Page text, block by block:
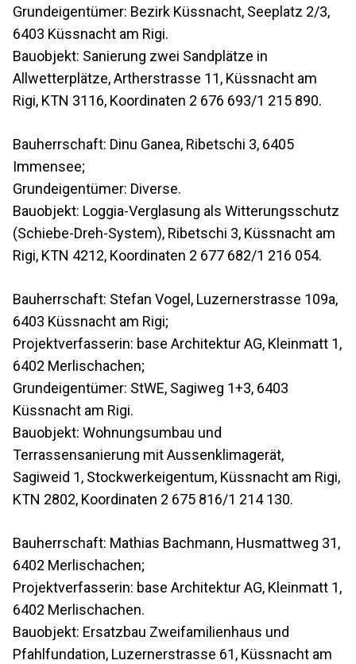
Grundeigentümer: Bezirk Küssnacht, Seeplatz 2/3,
6403 Küssnacht am Rigi.
Bauobjekt: Sanierung zwei Sandplätze in
Allwetterplätze, Artherstrasse 11, Küssnacht am
Rigi, KTN 3116, Koordinaten 2 676 693/1 215 890.
Bauherrschaft: Dinu Ganea, Ribetschi 3, 6405
Immensee;
Grundeigentümer: Diverse.
Bauobjekt: Loggia-Verglasung als Witterungsschutz
(Schiebe-Dreh-System), Ribetschi 3, Küssnacht am
Rigi, KTN 4212, Koordinaten 2 677 682/1 216 054.
Bauherrschaft: Stefan Vogel, Luzernerstrasse 109a,
6403 Küssnacht am Rigi;
Projektverfasserin: base Architektur AG, Kleinmatt 1,
6402 Merlischachen;
Grundeigentümer: StWE, Sagiweg 1+3, 6403
Küssnacht am Rigi.
Bauobjekt: Wohnungsumbau und
Terrassensanierung mit Aussenklimagerät,
Sagiweid 1, Stockwerkeigentum, Küssnacht am Rigi,
KTN 2802, Koordinaten 2 675 816/1 214 130.
Bauherrschaft: Mathias Bachmann, Husmattweg 31,
6402 Merlischachen;
Projektverfasserin: base Architektur AG, Kleinmatt 1,
6402 Merlischachen.
Bauobjekt: Ersatzbau Zweifamilienhaus und
Pfahlfundation, Luzernerstrasse 61, Küssnacht am